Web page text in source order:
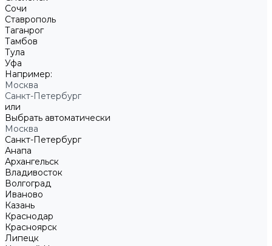
Сочи
Ставрополь
Таганрог
Тамбов
Тула
Уфа
Например:
Москва
Санкт-Петербург
или
Выбрать автоматически
Москва
Санкт-Петербург
Анапа
Архангельск
Владивосток
Волгоград
Иваново
Казань
Краснодар
Красноярск
Липецк